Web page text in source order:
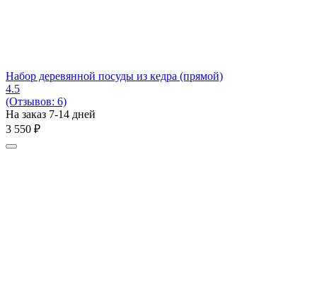
Набор деревянной посуды из кедра (прямой)
4.5
(Отзывов: 6)
На заказ 7-14 дней
3 550 ₽